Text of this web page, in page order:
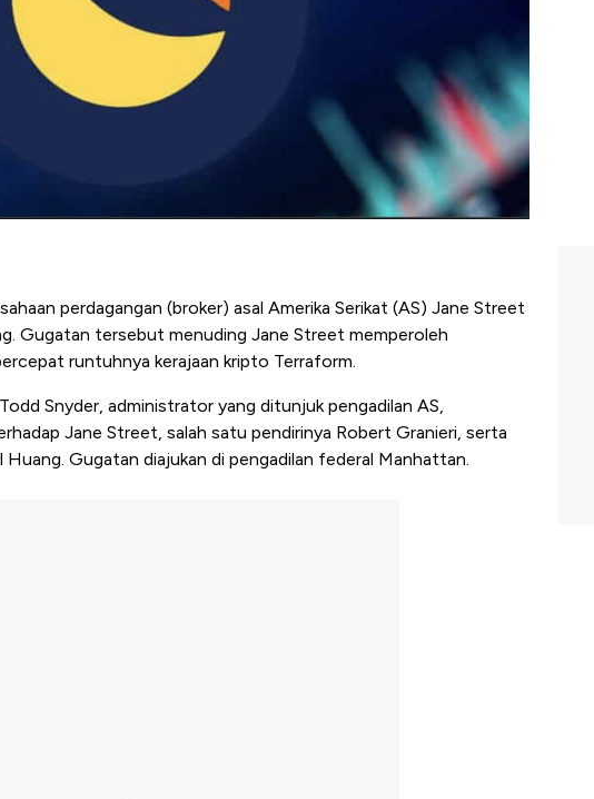
perdagangan (broker) asal Amerika Serikat (AS) Jane Street
Gugatan tersebut menuding Jane Street memperoleh
runtuhnya kerajaan kripto Terraform.
Snyder, administrator yang ditunjuk pengadilan AS,
Jane Street, salah satu pendirinya Robert Granieri, serta
Gugatan diajukan di pengadilan federal Manhattan.